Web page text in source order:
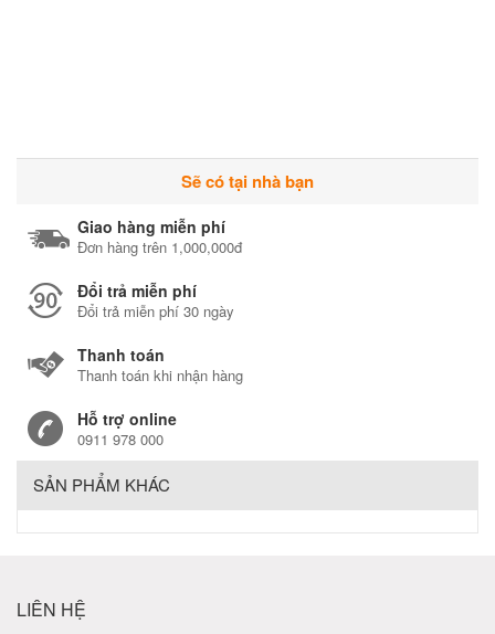
Sẽ có tại nhà bạn
Giao hàng miễn phí
Đơn hàng trên 1,000,000đ
Đổi trả miễn phí
Đổi trả miễn phí 30 ngày
Thanh toán
Thanh toán khi nhận hàng
Hỗ trợ online
0911 978 000
SẢN PHẨM KHÁC
LIÊN HỆ